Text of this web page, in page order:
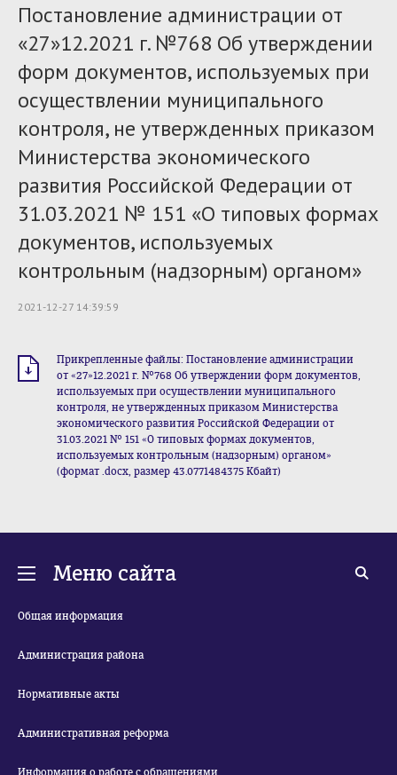
Постановление администрации от
«27»12.2021 г. №768 Об утверждении
форм документов, используемых при
осуществлении муниципального
контроля, не утвержденных приказом
Министерства экономического
развития Российской Федерации от
31.03.2021 № 151 «О типовых формах
документов, используемых
контрольным (надзорным) органом»
2021-12-27 14:39:59
Прикрепленные файлы: Постановление администрации
от «27»12.2021 г. №768 Об утверждении форм документов,
используемых при осуществлении муниципального
контроля, не утвержденных приказом Министерства
экономического развития Российской Федерации от
31.03.2021 № 151 «О типовых формах документов,
используемых контрольным (надзорным) органом»
(формат .docx, размер 43.0771484375 Кбайт)
Меню сайта
Общая информация
Администрация района
Нормативные акты
Административная реформа
Информация о работе с обращениями